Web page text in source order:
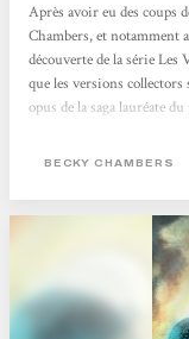
Après avoir eu des coups
Chambers, et notamment
découverte de la série Les
que les versions
opus de la saga lauréate
cygne. Et voici ce que
BECKY CHAMBERS